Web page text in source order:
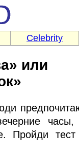
Celebrity
или
Пройди